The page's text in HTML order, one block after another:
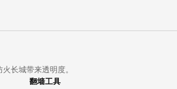
长城带来透明度。
翻墙工具